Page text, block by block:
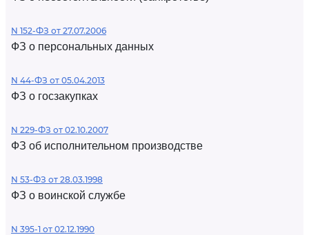
N 152-ФЗ от 27.07.2006
ФЗ о персональных данных
N 44-ФЗ от 05.04.2013
ФЗ о госзакупках
N 229-ФЗ от 02.10.2007
ФЗ об исполнительном производстве
N 53-ФЗ от 28.03.1998
ФЗ о воинской службе
N 395-1 от 02.12.1990